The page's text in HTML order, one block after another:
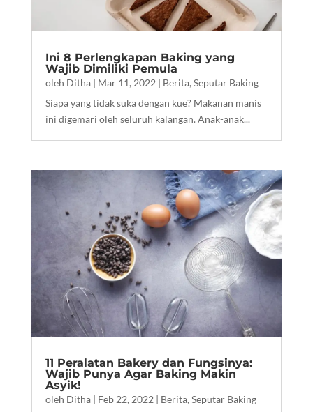
Ini 8 Perlengkapan Baking yang
Wajib Dimiliki Pemula
oleh Ditha| Mar 11, 2022 | Berita, Seputar Baking
Siapa yang tidak suka dengan kue? Makanan manis
ini digemari oleh seluruh kalangan. Anak-anak...
11 Peralatan Bakery dan Fungsinya:
Wajib Punya Agar Baking Makin
Asyik!
oleh Ditha| Feb 22, 2022 | Berita, Seputar Baking